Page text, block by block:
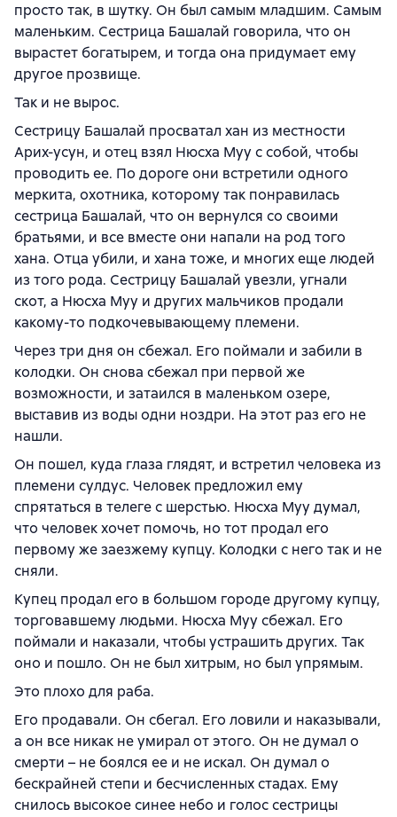
просто так, в шутку. Он был самым младшим. Самым
маленьким. Сестрица Башалай говорила, что он
вырастет богатырем, и тогда она придумает ему
другое прозвище.
Так и не вырос.
Сестрицу Башалай просватал хан из местности
Арих-усун, и отец взял Нюсха Муу с собой, чтобы
проводить ее. По дороге они встретили одного
меркита, охотника, которому так понравилась
сестрица Башалай, что он вернулся со своими
братьями, и все вместе они напали на род того
хана. Отца убили, и хана тоже, и многих еще людей
из того рода. Сестрицу Башалай увезли, угнали
скот, а Нюсха Муу и других мальчиков продали
какому-то подкочевывающему племени.
Через три дня он сбежал. Его поймали и забили в
колодки. Он снова сбежал при первой же
возможности, и затаился в маленьком озере,
выставив из воды одни ноздри. На этот раз его не
нашли.
Он пошел, куда глаза глядят, и встретил человека из
племени сулдус. Человек предложил ему
спрятаться в телеге с шерстью. Нюсха Муу думал,
что человек хочет помочь, но тот продал его
первому же заезжему купцу. Колодки с него так и не
сняли.
Купец продал его в большом городе другому купцу,
торговавшему людьми. Нюсха Муу сбежал. Его
поймали и наказали, чтобы устрашить других. Так
оно и пошло. Он не был хитрым, но был упрямым.
Это плохо для раба.
Его продавали. Он сбегал. Его ловили и наказывали,
а он все никак не умирал от этого. Он не думал о
смерти – не боялся ее и не искал. Он думал о
бескрайней степи и бесчисленных стадах. Ему
снилось высокое синее небо и голос сестрицы